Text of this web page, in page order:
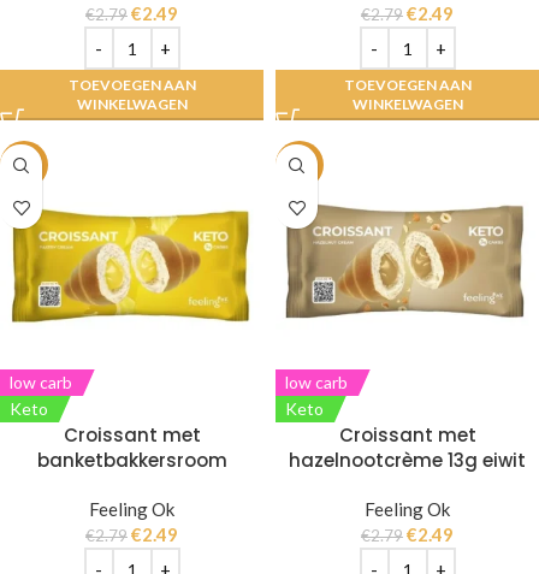
€2.79€2.49
TOEVOEGEN AAN
WINKELWAGEN
€2.79€2.49
TOEVOEGEN AAN
WINKELWAGEN
-11%
low carb
Keto
Croissant met
banketbakkersroom
Feeling Ok
€2.79€2.49
-11%
low carb
Keto
Croissant met
hazelnootcrème 13g eiwit
Feeling Ok
€2.79€2.49